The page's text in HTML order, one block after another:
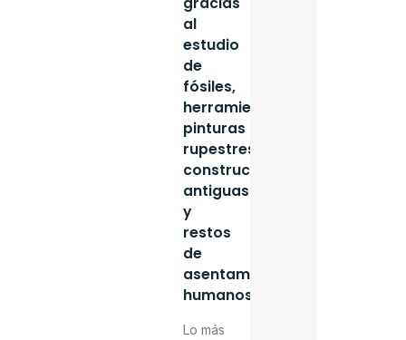
al
estudio
de
fósiles,
herramientas,
pinturas
rupestres,
construcciones
antiguas
y
restos
de
asentamientos
humanos.
Lo más